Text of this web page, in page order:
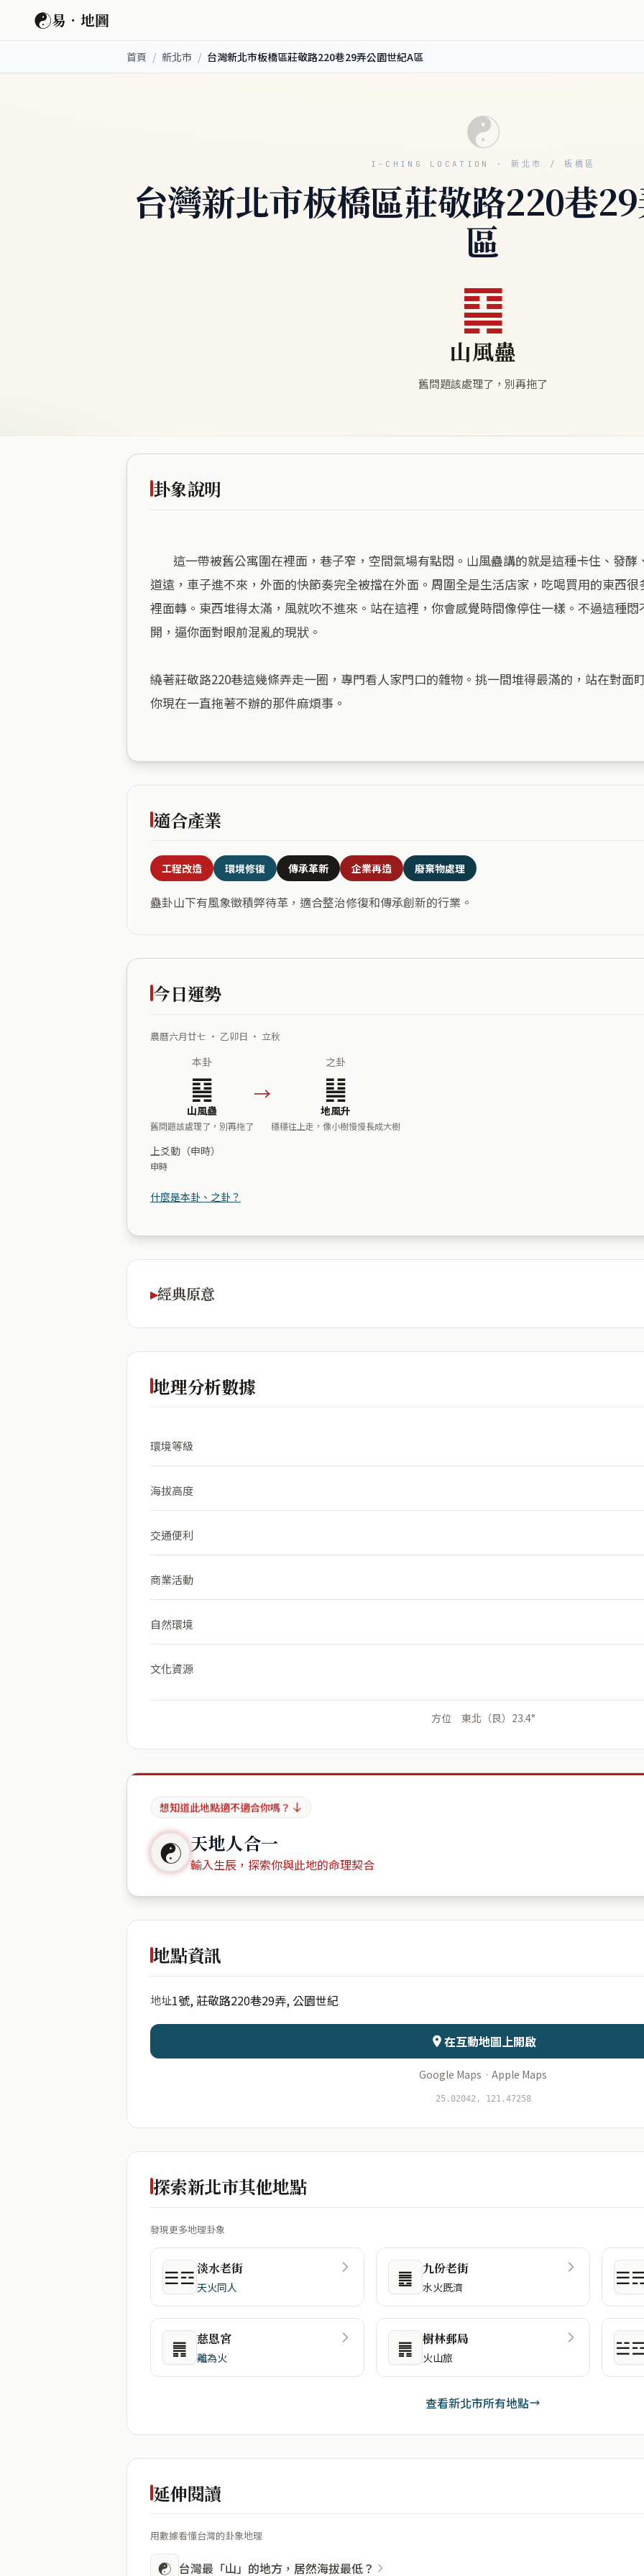
☯易．地圖
首頁 / 新北市 / 台灣新北市板橋區莊敬路220巷29弄公園世紀A區
☯
I-CHING LOCATION · 新北市 / 板橋區
台灣新北市板橋區莊敬路220巷
區
䷑
山風蠱
舊問題該處理了，別再拖了
卦象說明
道遠，車子進不來，外面的快節奏完全被擋在外面。周圍全是生活店家，吃喝買用的東西
裡面轉。東西堆得太滿，風就吹不進來。站在這裡，你會感覺時間像停住一樣。不過這種
開，逼你面對眼前混亂的現狀。
繞著莊敬路220巷這幾條弄走一圈，專門看人家門口的雜物。挑一間堆得最滿的，站在對面
你現在一直拖著不辦的那件麻煩事。
適合產業
工程改造 環境修復 傳承革新 企業再造 廢棄物處理
蠱卦山下有風象徵積弊待革，適合整治修復和傳承創新的行業。
今日運勢
農曆六月廿七 ・ 乙卯日 ・ 立秋
本卦
䷑
山風蠱
舊問題該處理了，別再拖了
→
之卦
䷭
地風升
穩穩往上走，像小樹慢慢長成大樹
上爻動（申時）
申時
什麼是本卦、之卦？
經典原意
地理分析數據
環境等級
海拔高度
交通便利
商業活動
自然環境
文化資源
方位 東北（艮）23.4°
想知道此地點適不適合你嗎？
☯ 天地人合一
輸入生辰，探索你與此地的命理契合
地點資訊
地址1號, 莊敬路220巷29弄, 公園世紀
在互動地圖上開啟
Google Maps · Apple Maps
25.02042, 121.47258
探索新北市其他地點
發現更多地理卦象
☰☲淡水老街
天火同人 ䷌ 九份老街
水火既濟
䷠ 慈恩宮
離為火 ䷠ 樹林郵局
火山旅
查看新北市所有地點
延伸閱讀
用數據看懂台灣的卦象地理
☯ 台灣最「山」的地方，居然海拔最低？